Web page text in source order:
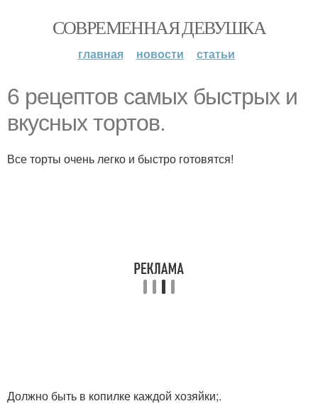
СОВРЕМЕННАЯ ДЕВУШКА
главная новости статьи
6 рецептов самых быстрых и
вкусных тортов.
Все торты очень легко и быстро готовятся!
Должно быть в копилке каждой хозяйки;.